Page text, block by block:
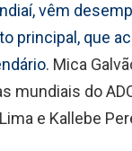
vêm
principal, que
. Mica
mundiais do
e Kallebe